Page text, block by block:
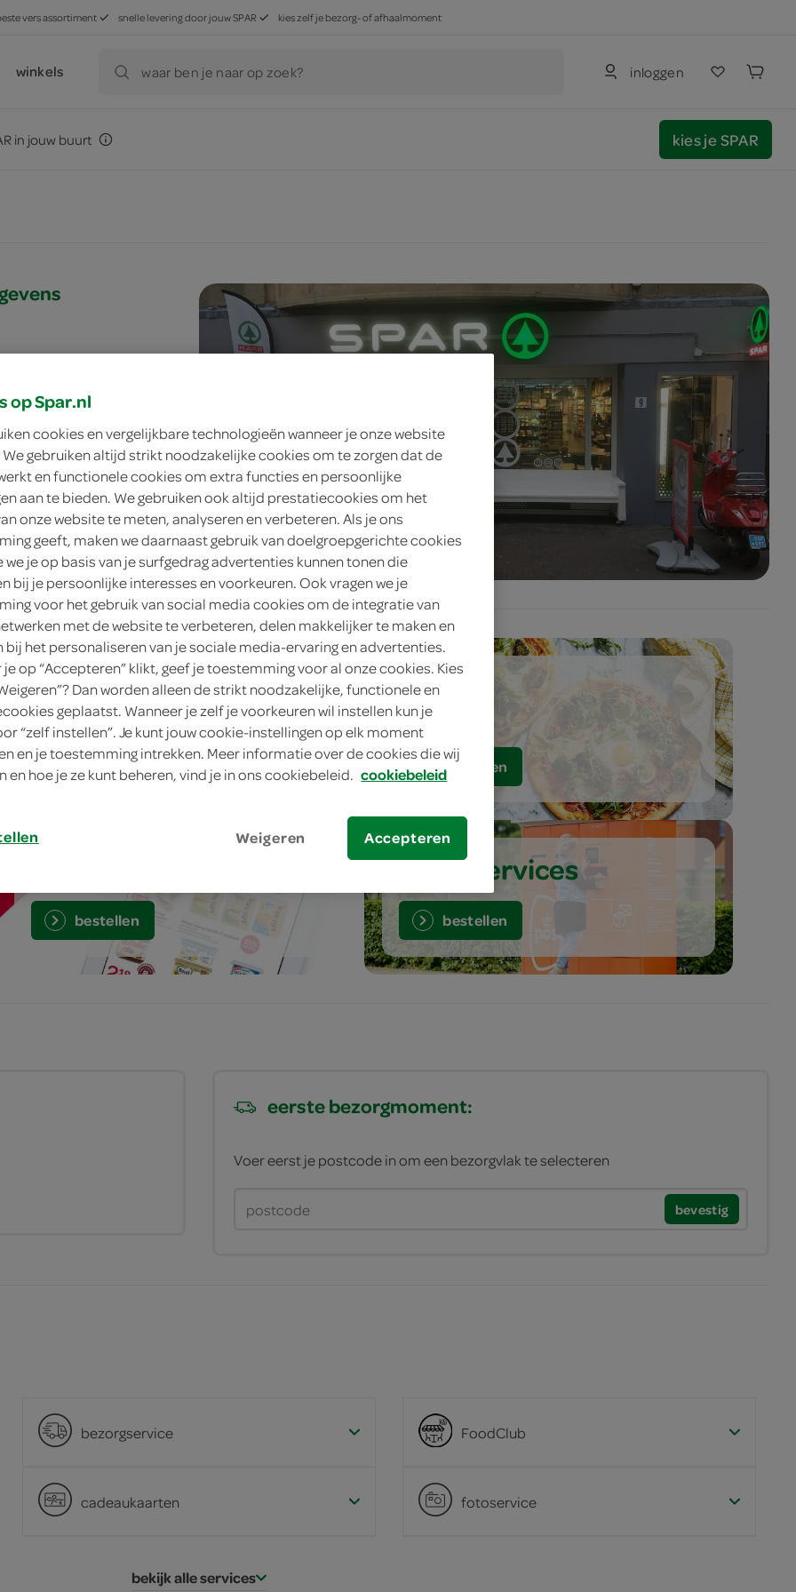
vers assortiment snelle levering door jouw SPAR kies zelf je bezorg- of afhaalmoment
winkels waar ben je naar op zoek? inloggen
in jouw buurt kies je SPAR
EB Den Haag
verse broodjes, wraps,
snacks & salades
bestellen
pizza's
bestellen
bestellen
meer services
bestellen
eerste bezorgmoment:
Voer eerst je postcode in om een bezorgvlak te selecteren
bevestig
bezorgservice
cadeaukaarten
FoodClub
fotoservice
bekijk alle services
op Spar.nl
cookies en vergelijkbare technologieën wanneer je onze website
gebruiken altijd strikt noodzakelijke cookies om te zorgen dat de
en functionele cookies om extra functies en persoonlijke
aan te bieden. We gebruiken ook altijd prestatiecookies om het
onze website te meten, analyseren en verbeteren. Als je ons
geeft, maken we daarnaast gebruik van doelgroepgerichte cookies
we je op basis van je surfgedrag advertenties kunnen tonen die
bij je persoonlijke interesses en voorkeuren. Ook vragen we je
voor het gebruik van social media cookies om de integratie van
met de website te verbeteren, delen makkelijker te maken en
bij het personaliseren van je sociale media-ervaring en advertenties.
je op “Accepteren” klikt, geef je toestemming voor al onze cookies. Kies
Dan worden alleen de strikt noodzakelijke, functionele en
geplaatst. Wanneer je zelf je voorkeuren wil instellen kun je
“zelf instellen”. Je kunt jouw cookie-instellingen op elk moment
en je toestemming intrekken. Meer informatie over de cookies die wij
en hoe je ze kunt beheren, vind je in ons cookiebeleid. cookiebeleid
Weigeren Accepteren